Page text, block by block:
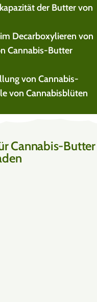
der Butter von
Decarboxylieren von
Cannabis-Butter
von Cannabis-
von Cannabisblüten
Cannabis-Butter